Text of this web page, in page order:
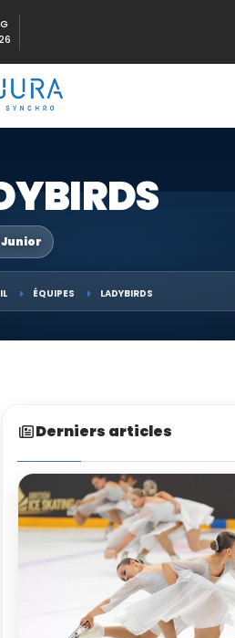
Junior
ÉQUIPES LADYBIRDS
Derniers articles